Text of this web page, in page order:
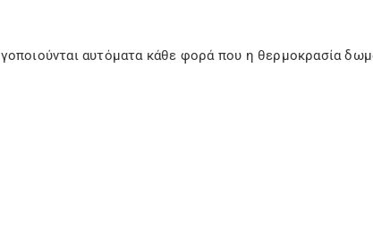
αυτόματα κάθε φορά που η θερμοκρασία